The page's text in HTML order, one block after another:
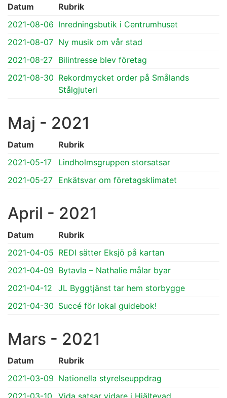
Datum
Rubrik
2021-08-06 Inredningsbutik i Centrumhuset
2021-08-07 Ny musik om vår stad
2021-08-27 Bilintresse blev företag
2021-08-30 Rekordmycket order på Smålands
Stålgjuteri
Maj - 2021
Datum
Rubrik
2021-05-17
Lindholmsgruppen storsatsar
2021-05-27 Enkätsvar om företagsklimatet
April - 2021
Datum
Rubrik
2021-04-05 REDI sätter Eksjö på kartan
2021-04-09 Bytavla – Nathalie målar byar
2021-04-12
JL Byggtjänst tar hem storbygge
2021-04-30 Succé för lokal guidebok!
Mars - 2021
Datum
Rubrik
2021-03-09 Nationella styrelseuppdrag
2021-03-10
Vida satsar vidare i Hjältevad